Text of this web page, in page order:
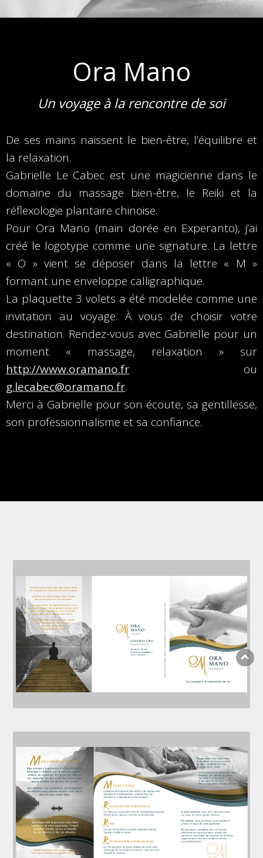
Ora Mano
Un voyage à la rencontre de soi
De ses mains naissent le bien-être, l’équilibre et
la relaxation.
Gabrielle Le Cabec est une magicienne dans le
domaine du massage bien-être, le Reiki et la
réflexologie plantaire chinoise.
Pour Ora Mano (main dorée en Experanto), j’ai
créé le logotype comme une signature. La lettre
« O » vient se déposer dans la lettre « M »
formant une enveloppe calligraphique.
La plaquette 3 volets a été modelée comme une
invitation au voyage. À vous de choisir votre
destination. Rendez-vous avec Gabrielle pour un
moment « massage, relaxation » sur
http://www.oramano.fr ou
g.lecabec@oramano.fr.
Merci à Gabrielle pour son écoute, sa gentillesse,
son professionnalisme et sa confiance.